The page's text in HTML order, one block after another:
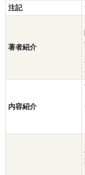
注記
著者紹介
内容紹介